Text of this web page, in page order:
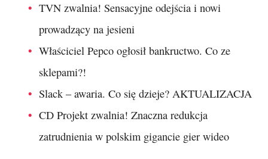
TVN zwalnia! Sensacyjne odejścia i nowi
prowadzący na jesieni
Właściciel Pepco ogłosił bankructwo. Co ze
sklepami?!
Slack – awaria. Co się dzieje? AKTUALIZACJA
CD Projekt zwalnia! Znaczna redukcja
zatrudnienia w polskim gigancie gier wideo